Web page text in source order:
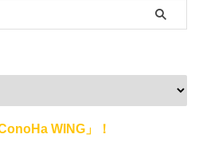
WING」！